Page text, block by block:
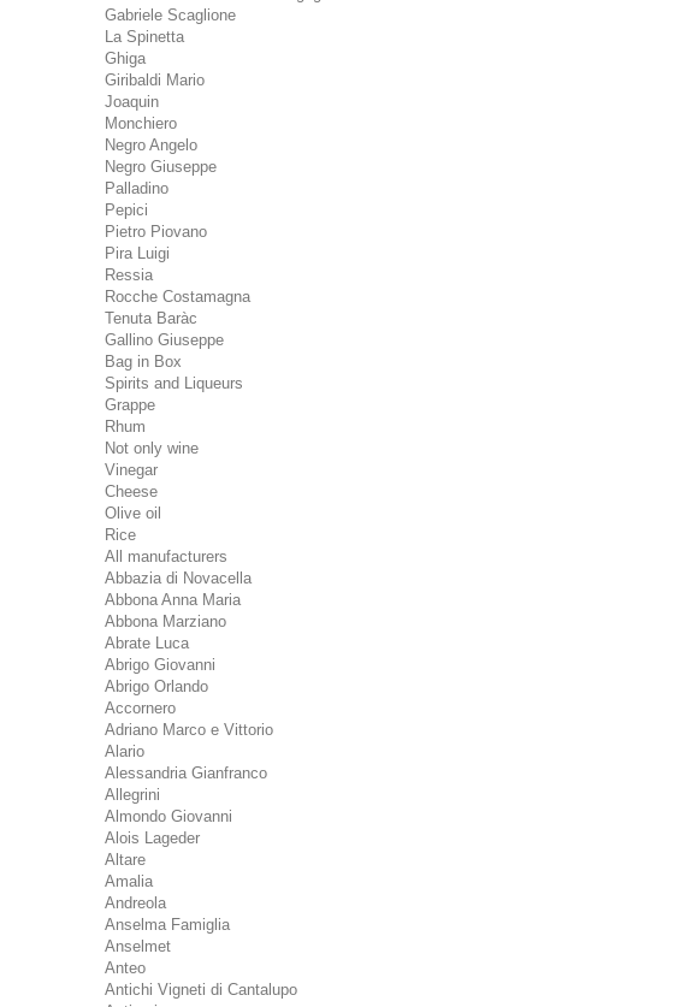
Gabriele Scaglione
La Spinetta
Ghiga
Giribaldi Mario
Joaquin
Monchiero
Negro Angelo
Negro Giuseppe
Palladino
Pepici
Pietro Piovano
Pira Luigi
Ressia
Rocche Costamagna
Tenuta Baràc
Gallino Giuseppe
Bag in Box
Spirits and Liqueurs
Grappe
Rhum
Not only wine
Vinegar
Cheese
Olive oil
Rice
All manufacturers
Abbazia di Novacella
Abbona Anna Maria
Abbona Marziano
Abrate Luca
Abrigo Giovanni
Abrigo Orlando
Accornero
Adriano Marco e Vittorio
Alario
Alessandria Gianfranco
Allegrini
Almondo Giovanni
Alois Lageder
Altare
Amalia
Andreola
Anselma Famiglia
Anselmet
Anteo
Antichi Vigneti di Cantalupo